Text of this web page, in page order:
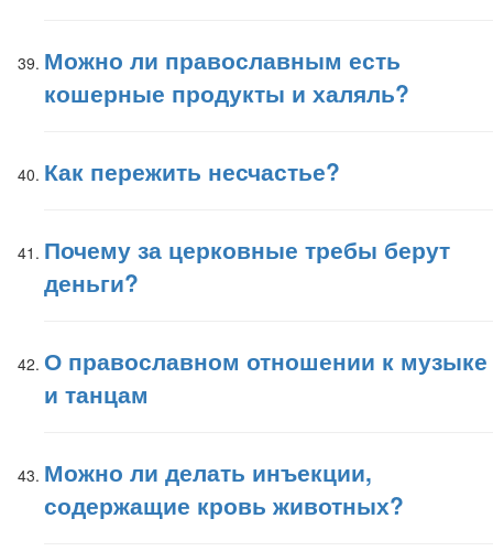
Можно ли православным есть
кошерные продукты и халяль?
Как пережить несчастье?
Почему за церковные требы берут
деньги?
О православном отношении к музыке
и танцам
Можно ли делать инъекции,
содержащие кровь животных?